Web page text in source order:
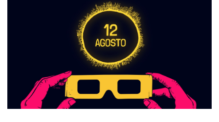
ser
o
quarto
a